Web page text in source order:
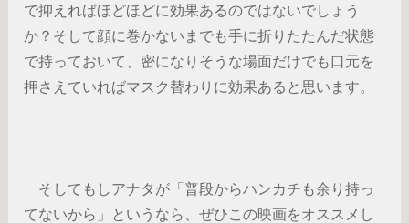
で抑えればほどほどに効果あるのではないでしょう
か？そして顔に巻かないまでも手に折りたたんだ状態
で持っておいて、密になりそうな場面だけでも口元を
押さえていればマスク替わりに効果あると思います。
そしてもしアナタが「普段からハンカチも余り持っ
てないから」というなら、ぜひこの映画をオススメし